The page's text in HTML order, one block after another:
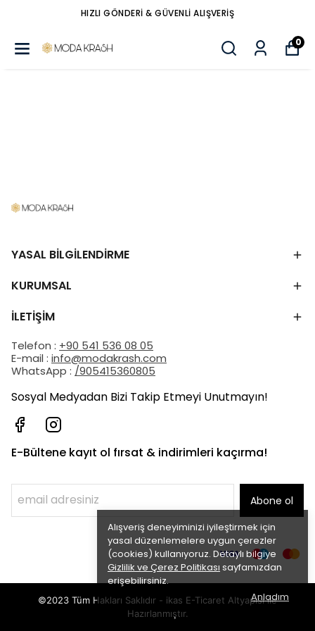
HIZLI GÖNDERİ & GÜVENLİ ALIŞVERİŞ
0
Alışveriş deneyiminizi iyileştirmek için
yasal düzenlemelere uygun çerezler
(cookies) kullanıyoruz. Detaylı bilgiye
Gizlilik ve Çerez Politikası sayfamızdan
erişebilirsiniz.
Anladım
YASAL BİLGİLENDİRME
KURUMSAL
İLETİŞİM
Telefon : +90 541 536 08 05
E-mail : info@modakrash.com
WhatsApp : /905415360805
Sosyal Medyadan Bizi Takip Etmeyi Unutmayın!
E-Bültene kayıt ol fırsat & indirimleri kaçırma!
Abone ol
©2023 Tüm Hakları Saklıdır - ikas E-Ticaret Altyapısı ile
Hazırlanmıştır.